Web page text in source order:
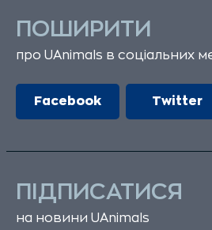
ПОШИРИТИ
про UAnimals в соціальних
Facebook Twitter
ПІДПИСАТИСЯ
на новини UAnimals